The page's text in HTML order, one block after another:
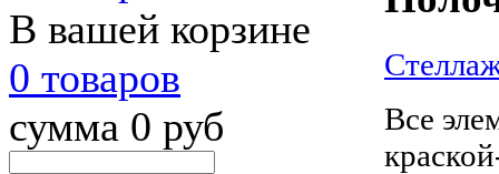
В вашей корзине
0 товаров
сумма 0 руб
Все